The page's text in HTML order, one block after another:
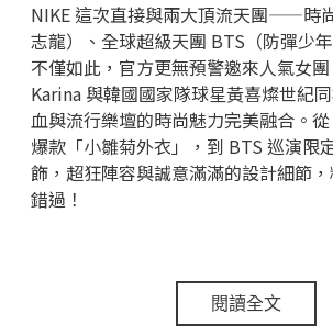
NIKE 這次直接與兩大頂流天團——時
志龍）、全球超級天團 BTS（防彈少
不僅如此，官方更無預警邀來人氣女團
Karina 與韓國國家隊球星黃喜燦世紀
血與流行樂壇的時尚魅力完美融合。
爆款「小雛菊外衣」，到 BTS 巡演限
飾，超狂陣容與誠意滿滿的設計細節
錯過！
閱讀全文